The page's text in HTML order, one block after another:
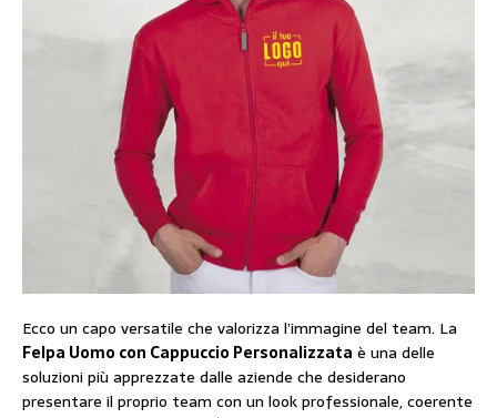
Ecco un capo versatile che valorizza l’immagine del team. La
Felpa Uomo con Cappuccio Personalizzata è una delle
soluzioni più apprezzate dalle aziende che desiderano
presentare il proprio team con un look professionale, coerente